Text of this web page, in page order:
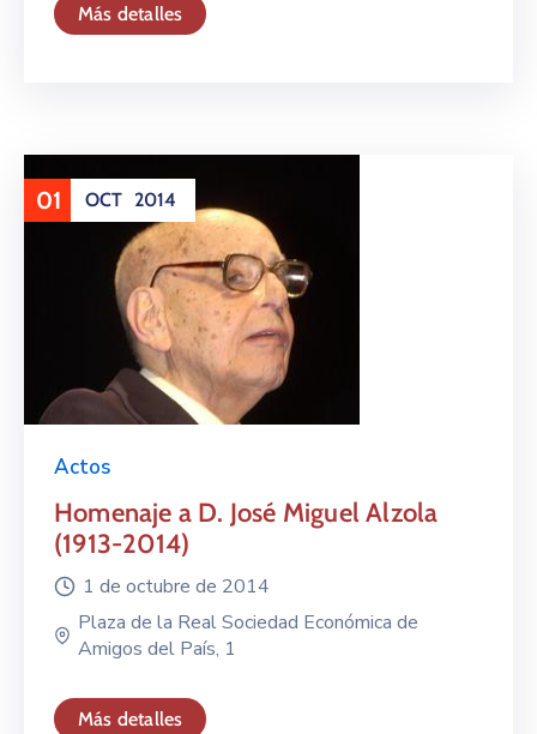
Más detalles
01 OCT 2014
Actos
Homenaje a D. José Miguel Alzola
(1913-2014)
1 de octubre de 2014
Plaza de la Real Sociedad Económica de
Amigos del País, 1
Más detalles